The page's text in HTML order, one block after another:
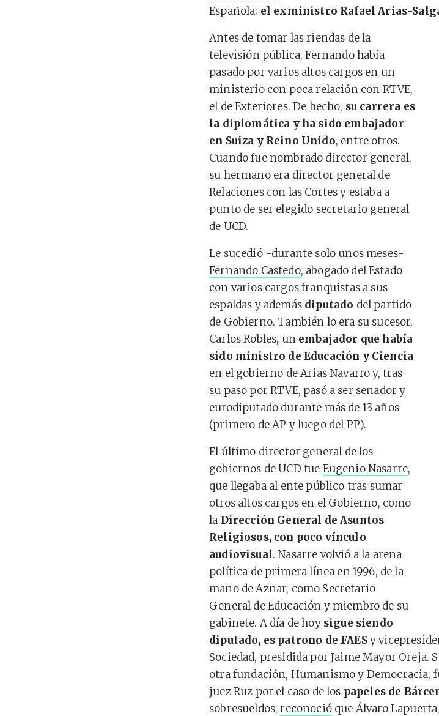
Española: el exministro Rafael Arias-
Antes de tomar las riendas de la
televisión pública, Fernando había
pasado por varios altos cargos en un
ministerio con poca relación con RTVE,
el de Exteriores. De hecho, su carrera es
la diplomática y ha sido embajador
en Suiza y Reino Unido, entre otros.
Cuando fue nombrado director general,
su hermano era director general de
Relaciones con las Cortes y estaba a
punto de ser elegido secretario general
de UCD.
Le sucedió -durante solo unos meses-
Fernando Castedo, abogado del Estado
con varios cargos franquistas a sus
espaldas y además diputado del partido
de Gobierno. También lo era su sucesor,
Carlos Robles, un embajador que había
sido ministro de Educación y Ciencia
en el gobierno de Arias Navarro y, tras
su paso por RTVE, pasó a ser senador y
eurodiputado durante más de 13 años
(primero de AP y luego del PP).
El último director general de los
gobiernos de UCD fue Eugenio Nasarre,
que llegaba al ente público tras sumar
otros altos cargos en el Gobierno, como
la Dirección General de Asuntos
Religiosos, con poco vínculo
audiovisual. Nasarre volvió a la arena
política de primera línea en 1996, de la
mano de Aznar, como Secretario
General de Educación y miembro de su
gabinete. A día de hoy sigue siendo
diputado, es patrono de FAESy
Sociedad, presidida por Jaime Mayor
otra fundación, Humanismo y Democracia,
juez Ruz por el caso de los papeles de
sobresueldos,reconocióque Álvaro